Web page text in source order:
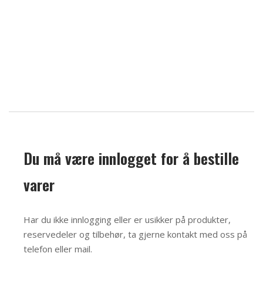
Du må være innlogget for å bestille
varer
Har du ikke innlogging eller er usikker på produkter,
reservedeler og tilbehør, ta gjerne kontakt med oss på
telefon eller mail.